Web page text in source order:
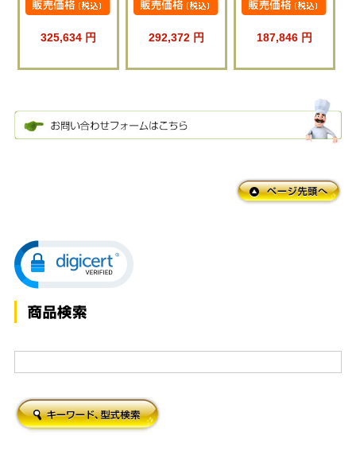
325,634 円 292,372 円 187,846 円